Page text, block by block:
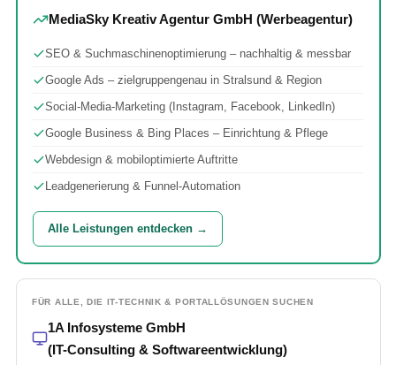
MediaSky Kreativ Agentur GmbH (Werbeagentur)
SEO & Suchmaschinenoptimierung – nachhaltig & messbar
Google Ads – zielgruppengenau in Stralsund & Region
Social-Media-Marketing (Instagram, Facebook, LinkedIn)
Google Business & Bing Places – Einrichtung & Pflege
Webdesign & mobiloptimierte Auftritte
Leadgenerierung & Funnel-Automation
Alle Leistungen entdecken →
FÜR ALLE, DIE IT-TECHNIK & PORTALLÖSUNGEN SUCHEN
1A Infosysteme GmbH
(IT-Consulting & Softwareentwicklung)